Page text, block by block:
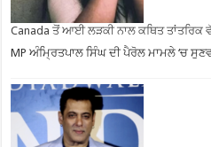
Canada ਤੋਂ ਆਈ ਲੜਕੀ ਨਾਲ ਕਥਿਤ ਤਾਂਤਰਿਕ
MP ਅੰਮ੍ਰਿਤਪਾਲ ਸਿੰਘ ਦੀ ਪੈਰੋਲ ਮਾਮਲੇ ‘ਚ